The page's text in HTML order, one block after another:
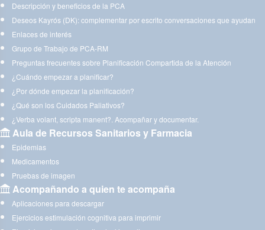
Descripción y beneficios de la PCA
Deseos Kayrós (DK): complementar por escrito conversaciones que ayudan
Enlaces de interés
Grupo de Trabajo de PCA-RM
Preguntas frecuentes sobre Planificación Compartida de la Atención
¿Cuándo empezar a planificar?
¿Por dónde empezar la planificación?
¿Qué son los Cuidados Paliativos?
¿Verba volant, scripta manent?. Acompañar y documentar.
Aula de Recursos Sanitarios y Farmacia
Epidemias
Medicamentos
Pruebas de imagen
Acompañando a quien te acompaña
Aplicaciones para descargar
Ejercicios estimulación cognitiva para imprimir